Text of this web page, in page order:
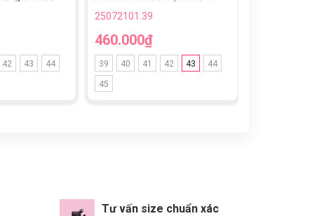
42 43 44
25072101.39
460.000₫
39 40 41 42 43 44
45
Tư vấn size chuẩn xác